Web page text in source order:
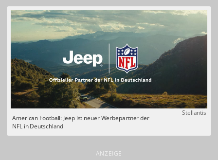
Stellantis
American Football: Jeep ist neuer Werbepartner der
NFL in Deutschland
ANZEIGE